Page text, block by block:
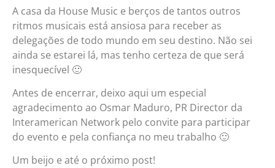
A casa da House Music e berços de tantos outros
ritmos musicais está ansiosa para receber as
delegações de todo mundo em seu destino. Não sei
ainda se estarei lá, mas tenho certeza de que será
inesquecível 🙂
Antes de encerrar, deixo aqui um especial
agradecimento ao Osmar Maduro, PR Director da
Interamerican Network pelo convite para participar
do evento e pela confiança no meu trabalho 🙂
Um beijo e até o próximo post!